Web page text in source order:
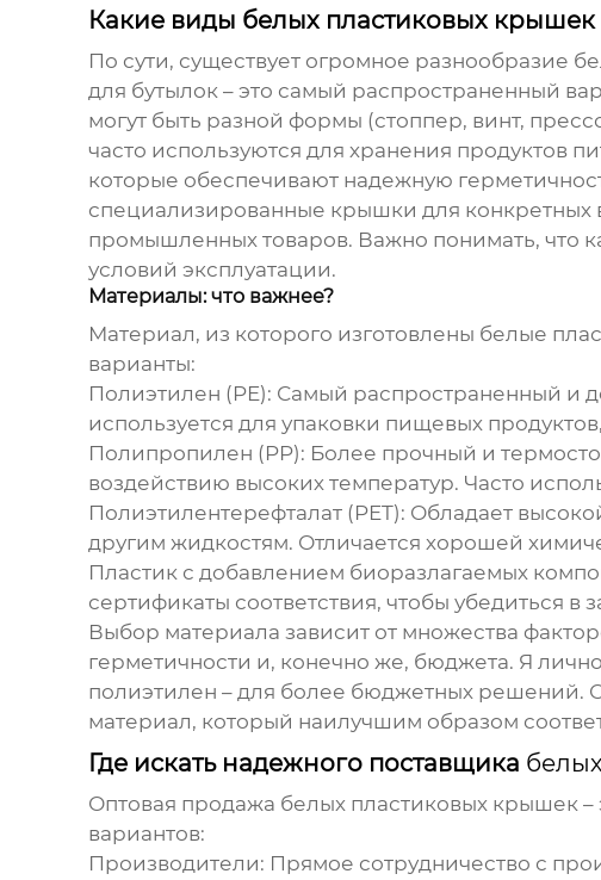
Какие виды белых пластиковых крышек
По сути, существует огромное разнообразие
для бутылок – это самый распространенный
могут быть разной формы (стоппер, винт,
часто используются для хранения продуктов
которые обеспечивают надежную
специализированные крышки для конкретных
промышленных товаров. Важно понимать, что
условий эксплуатации.
Материалы: что важнее?
Материал, из которого изготовлены белые
варианты:
Полиэтилен (PE): Самый распространенный и
используется для упаковки пищевых
Полипропилен (PP): Более прочный и
воздействию высоких температур. Часто
Полиэтилентерефталат (PET): Обладает
другим жидкостям. Отличается хорошей
Пластик с добавлением биоразлагаемых
сертификаты соответствия, чтобы убедиться в
Выбор материала зависит от множества
герметичности и, конечно же, бюджета. Я
полиэтилен – для более бюджетных решений.
материал, который наилучшим образом
Где искать надежного поставщика
Оптовая продажа белых пластиковых крышек–
вариантов:
Производители: Прямое сотрудничество с